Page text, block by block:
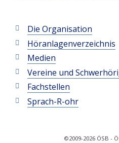
Die Organisation
Höranlagenverzeichnis
Medien
Vereine und
Fachstellen
Sprach-R-ohr
©2009-2026 ÖSB -